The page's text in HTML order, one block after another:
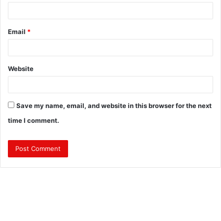
Email *
Website
Save my name, email, and website in this browser for the next
time I comment.